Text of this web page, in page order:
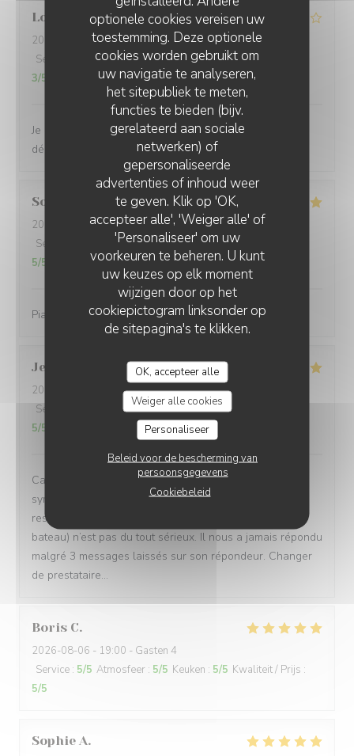
optionele cookies vereisen uw
toestemming. Deze optionele
cookies worden gebruikt om
uw navigatie te analyseren,
het sitepubliek te meten,
functies te bieden (bijv.
gerelateerd aan sociale
netwerken) of
gepersonaliseerde
advertenties of inhoud weer
te geven. Klik op 'OK,
accepteer alle', 'Weiger alle' of
'Personaliseer' om uw
voorkeuren te beheren. U kunt
uw keuzes op elk moment
wijzigen door op het
cookiepictogram linksonder op
de sitepagina's te klikken.
OK, accepteer alle
Weiger alle cookies
Personaliseer
Beleid voor de bescherming van
persoonsgegevens
Cookiebeleid
Louis
2026-08-04
- 21:00 - Gasten 2
Service
Atmosfeer:5/5 Keuken: 4/5 Kwaliteit / Prijs
3/5
Je recommande. Le cadre ainsi que les plats sont
délicieux. Personnel agréable.
Sonja
2026-08-06 - 20:00 - Gasten 5
Service
Atmosfeer: 5/5 Keuken: 5 /5 Kwaliteit / Prijs
5/5
Piatti gustosi in una location molto bella
Jean François L
2026-08-05
- 14:00 - Gasten 3
Service
Atmosfeer:5/5 Keuken:5/5
5/5
Cadre magnifique, belles assiettes et accueil
sympathique. Par contre Damir recommandé par le
restaurant pour le service d’annexe (on est venu en
bateau) n’est pas du tout sérieux. Il nous a jamais répondu
malgré 3 messages laissés sur son répondeur. Changer
de prestataire…
Boris C
2026-08-06 - 19:00 - Gasten 4
Service : 5/5 Atmosfeer : 5/5 Keuken : 5/5 Kwaliteit / Prijs :
5/5
Sophie A
LA PLAGE DE L'ÎLE D'OR